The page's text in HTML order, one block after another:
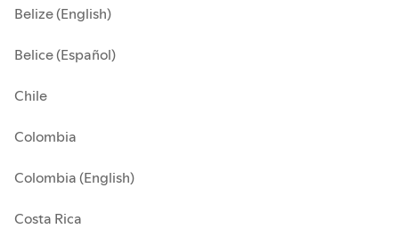
Belize (English)
Belice (Español)
Chile
Colombia
Colombia (English)
Costa Rica